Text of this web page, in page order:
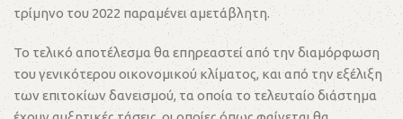
τρίμηνο του 2022 παραμένει αμετάβλητη.
Το τελικό αποτέλεσμα θα επηρεαστεί από την διαμόρφωση
του γενικότερου οικονομικού κλίματος, και από την εξέλιξη
των επιτοκίων δανεισμού, τα οποία το τελευταίο διάστημα